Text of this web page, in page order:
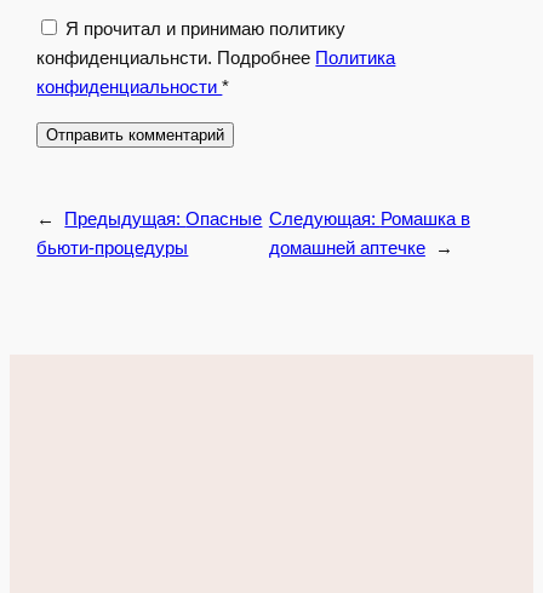
Я прочитал и принимаю политику
конфиденциальнсти. Подробнее Политика
конфиденциальности*
← Предыдущая:Опасные
бьюти-процедуры
Следующая: Ромашка в
домашней аптечке
→